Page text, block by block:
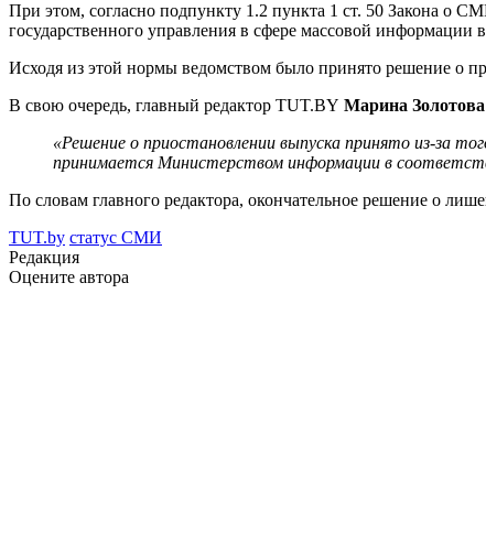
При этом, согласно подпункту 1.2 пункта 1 ст. 50 Закона о
государственного управления в сфере массовой
Исходя из этой нормы ведомством было принято решение о
В свою очередь, главный редактор TUT.BY Марина Золотова
«Решение о приостановлении выпуска принято из-за
принимается Министерством информации в
По словам главного редактора, окончательное решение о
TUT.by статус СМИ
Редакция
Оцените автора